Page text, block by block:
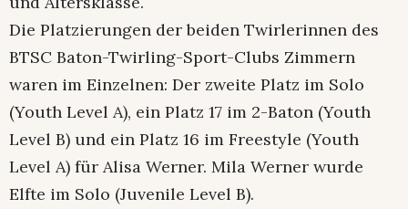
Die Platzierungen der beiden Twirlerinnen des
BTSC Baton-Twirling-Sport-Clubs Zimmern
waren im Einzelnen: Der zweite Platz im Solo
(Youth Level A), ein Platz 17 im 2-Baton (Youth
Level B) und ein Platz 16 im Freestyle (Youth
Level A) für Alisa Werner. Mila Werner wurde
Elfte im Solo (Juvenile Level B).